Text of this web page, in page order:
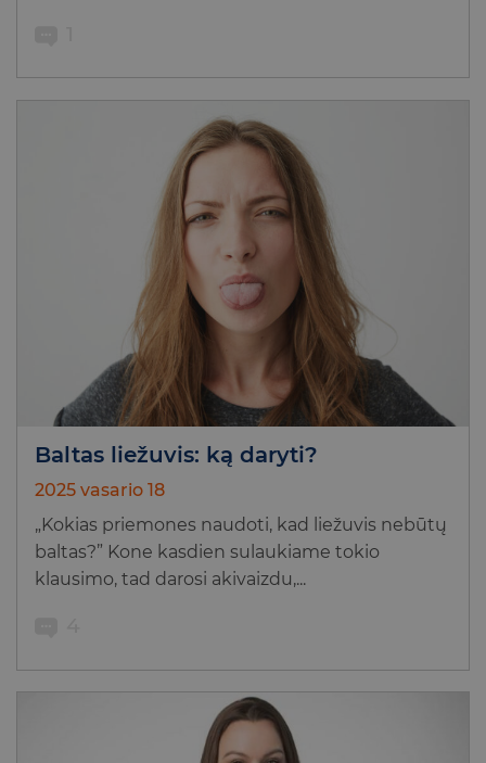
Baltas liežuvis: ką daryti?
2025 vasario 18
„Kokias priemones naudoti, kad liežuvis nebūtų
baltas?” Kone kasdien sulaukiame tokio
klausimo, tad darosi akivaizdu,...